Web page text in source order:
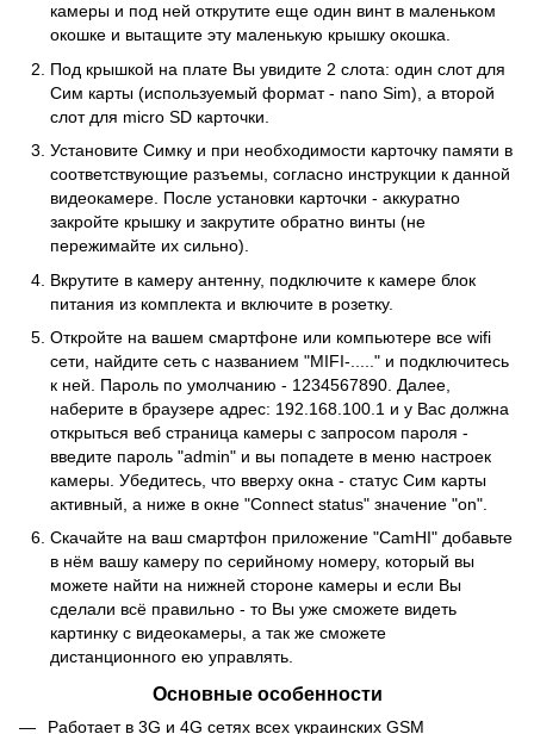
камеры и под ней открутите еще один винт в маленьком
окошке и вытащите эту маленькую крышку окошка.
Под крышкой на плате Вы увидите 2 слота: один слот для
Сим карты (используемый формат - nano Sim), а второй
слот для micro SD карточки.
Установите Симку и при необходимости карточку памяти в
соответствующие разъемы, согласно инструкции к данной
видеокамере. После установки карточки - аккуратно
закройте крышку и закрутите обратно винты (не
пережимайте их сильно).
Вкрутите в камеру антенну, подключите к камере блок
питания из комплекта и включите в розетку.
Откройте на вашем смартфоне или компьютере все wifi
сети, найдите сеть с названием "MIFI-....." и подключитесь
к ней. Пароль по умолчанию - 1234567890. Далее,
наберите в браузере адрес: 192.168.100.1 и у Вас должна
открыться веб страница камеры с запросом пароля -
введите пароль "admin" и вы попадете в меню настроек
камеры. Убедитесь, что вверху окна - статус Сим карты
активный, а ниже в окне "Connect status" значение "on".
Скачайте на ваш смартфон приложение "CamHI" добавьте
в нём вашу камеру по серийному номеру, который вы
можете найти на нижней стороне камеры и если Вы
сделали всё правильно - то Вы уже сможете видеть
картинку с видеокамеры, а так же сможете
дистанционного ею управлять.
Основные особенности
Работает в 3G и 4G сетях всех украинских GSM